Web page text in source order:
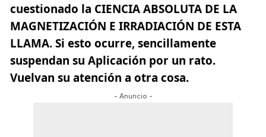
cuestionado la CIENCIA ABSOLUTA DE LA
MAGNETIZACIÓN E IRRADIACIÓN DE ESTA
LLAMA. Si esto ocurre, sencillamente
suspendan su Aplicación por un rato.
Vuelvan su atención a otra cosa.
- Anuncio -